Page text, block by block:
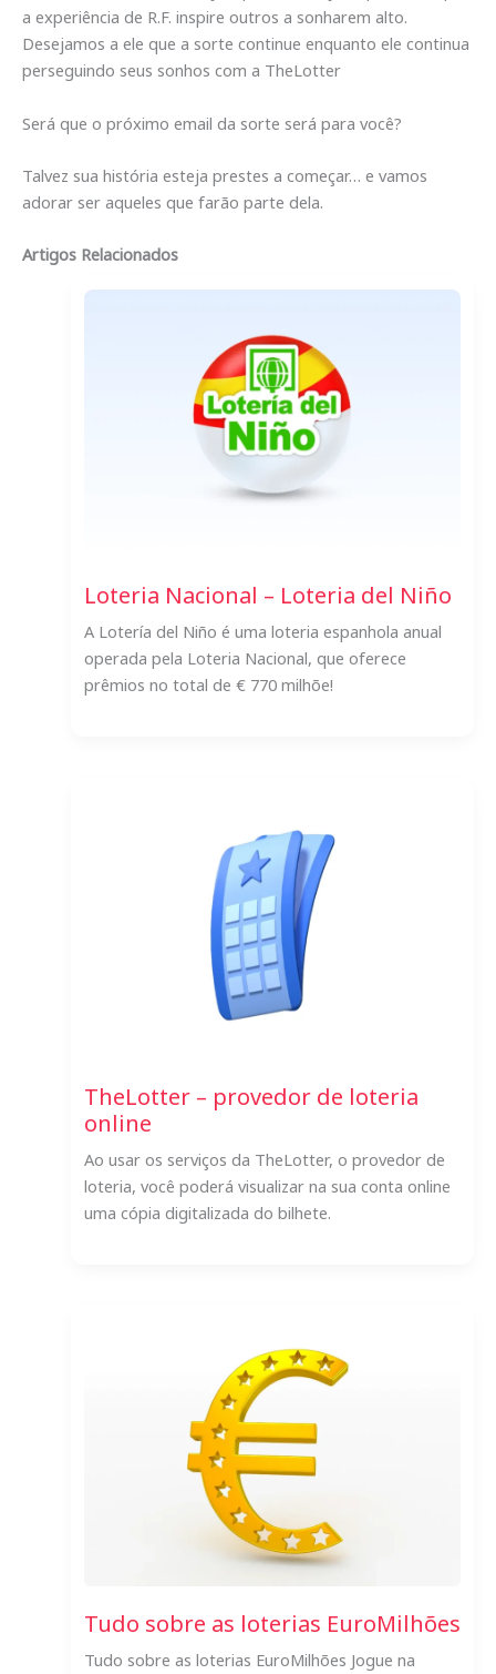
a experiência de R.F. inspire outros a sonharem alto.
Desejamos a ele que a sorte continue enquanto ele continua
perseguindo seus sonhos com a TheLotter
Será que o próximo email da sorte será para você?
Talvez sua história esteja prestes a começar… e vamos
adorar ser aqueles que farão parte dela.
Artigos Relacionados
Loteria Nacional – Loteria del Niño
A Lotería del Niño é uma loteria espanhola anual
operada pela Loteria Nacional, que oferece
prêmios no total de € 770 milhõe!
TheLotter – provedor de loteria
online
Ao usar os serviços da TheLotter, o provedor de
loteria, você poderá visualizar na sua conta online
uma cópia digitalizada do bilhete.
Tudo sobre as loterias EuroMilhões
Tudo sobre as loterias EuroMilhões Jogue na